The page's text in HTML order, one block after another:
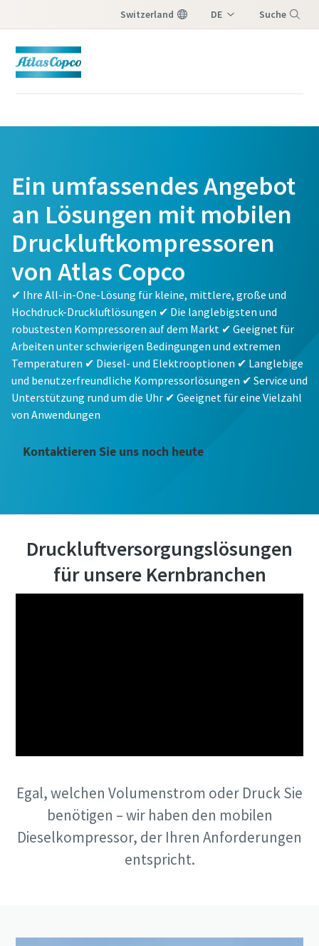
Switzerland DE Suche
Ein umfassendes Angebot
an Lösungen mit mobilen
Druckluftkompressoren
von Atlas Copco
✔ Ihre All-in-One-Lösung für kleine, mittlere, große und
Hochdruck-Druckluftlösungen ✔ Die langlebigsten und
robustesten Kompressoren auf dem Markt ✔ Geeignet für
Arbeiten unter schwierigen Bedingungen und extremen
Temperaturen ✔ Diesel- und Elektrooptionen ✔ Langlebige
und benutzerfreundliche Kompressorlösungen ✔ Service und
Unterstützung rund um die Uhr ✔ Geeignet für eine Vielzahl
von Anwendungen
Kontaktieren Sie uns noch heute
Druckluftversorgungslösungen
für unsere Kernbranchen
Egal, welchen Volumenstrom oder Druck Sie
benötigen – wir haben den mobilen
Dieselkompressor, der Ihren Anforderungen
entspricht.